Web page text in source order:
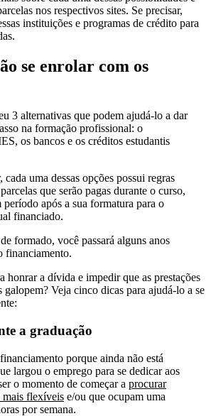
nos respectivos sites. Se precisar,
instituições e programas de crédito para
se enrolar com os
3 alternativas que podem ajudá-lo a dar
na formação profissional: o
os bancos e os créditos estudantis
uma dessas opções possui regras
que serão pagas durante o curso,
após a sua formatura para o
financiado.
formado, você passará alguns anos
financiamento.
honrar a dívida e impedir que as prestações
galopem? Veja cinco dicas para ajudá-lo a se
a graduação
porque ainda não está
largou o emprego para se dedicar aos
o momento de começar a procurar
mais flexíveis e/ou que ocupam uma
por semana.